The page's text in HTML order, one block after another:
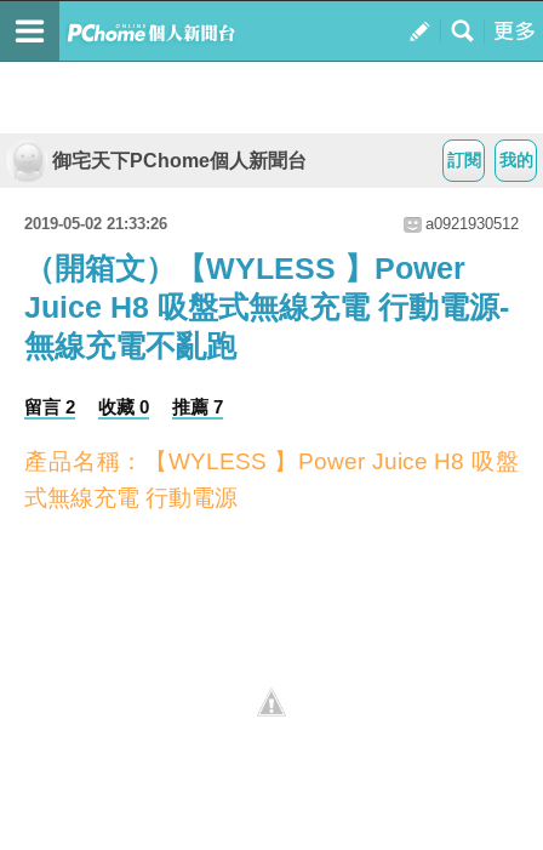
我的
訂閱
御宅天下PChome個人新聞台
2019-05-02 21:33:26 a0921930512
（開箱文）【WYLESS 】Power
Juice H8 吸盤式無線充電 行動電源-
無線充電不亂跑
留言 2 收藏 0 推薦 7
產品名稱：【WYLESS 】Power Juice H8 吸盤
式無線充電 行動電源